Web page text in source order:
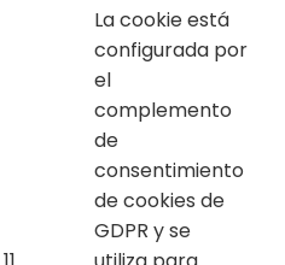
La cookie está
configurada por
el
complemento
de
consentimiento
de cookies de
GDPR y se